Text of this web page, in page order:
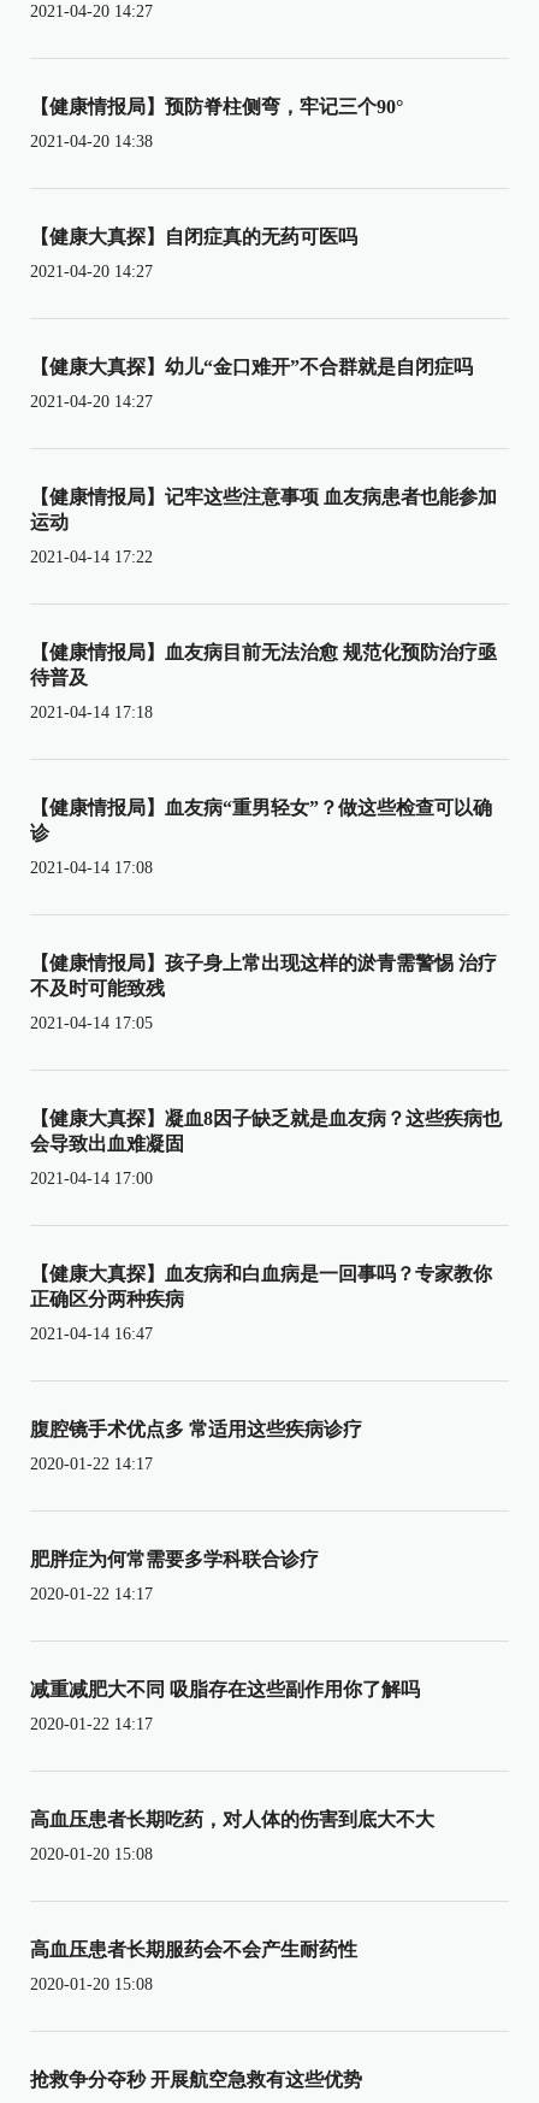
2021-04-20 14:27
【健康情报局】预防脊柱侧弯，牢记三个90°
2021-04-20 14:38
【健康大真探】自闭症真的无药可医吗
2021-04-20 14:27
【健康大真探】幼儿“金口难开”不合群就是自闭症吗
2021-04-20 14:27
【健康情报局】记牢这些注意事项 血友病患者也能参加
运动
2021-04-14 17:22
【健康情报局】血友病目前无法治愈 规范化预防治疗亟
待普及
2021-04-14 17:18
【健康情报局】血友病“重男轻女”？做这些检查可以确
诊
2021-04-14 17:08
【健康情报局】孩子身上常出现这样的淤青需警惕 治疗
不及时可能致残
2021-04-14 17:05
【健康大真探】凝血8因子缺乏就是血友病？这些疾病也
会导致出血难凝固
2021-04-14 17:00
【健康大真探】血友病和白血病是一回事吗？专家教你
正确区分两种疾病
2021-04-14 16:47
腹腔镜手术优点多 常适用这些疾病诊疗
2020-01-22 14:17
肥胖症为何常需要多学科联合诊疗
2020-01-22 14:17
减重减肥大不同 吸脂存在这些副作用你了解吗
2020-01-22 14:17
高血压患者长期吃药，对人体的伤害到底大不大
2020-01-20 15:08
高血压患者长期服药会不会产生耐药性
2020-01-20 15:08
抢救争分夺秒 开展航空急救有这些优势